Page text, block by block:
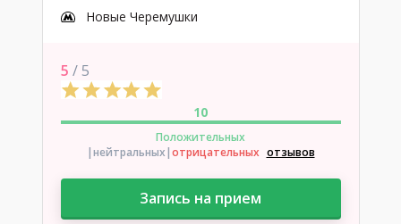
Новые Черемушки
5 / 5
10
Положительных
|нейтральных|отрицательных отзывов
Запись на прием